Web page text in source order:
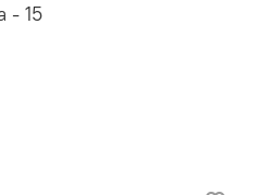
- 15